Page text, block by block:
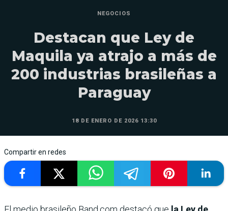
NEGOCIOS
Destacan que Ley de
Maquila ya atrajo a más de
200 industrias brasileñas a
Paraguay
18 DE ENERO DE 2026 13:30
Compartir en redes